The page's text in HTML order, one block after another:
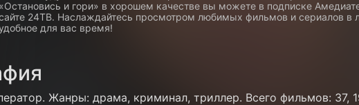
«Остановись и гори» в хорошем качестве вы можете в подписке
24ТВ. Наслаждайтесь просмотром любимых фильмов и сериалов в
для вас время!
Жанры: драма, криминал, триллер. Всего фильмов: 37,